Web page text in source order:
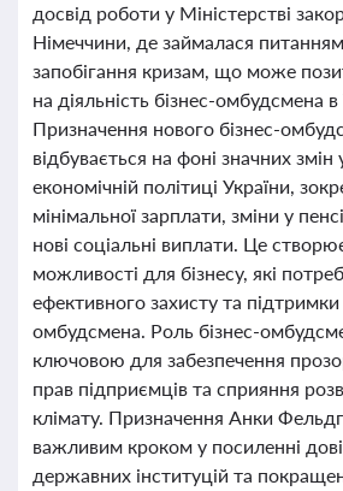
досвід роботи у Міністерстві
Німеччини, де займалася
запобігання кризам, що може
на діяльність бізнес-омбудсмена в
Призначення нового бізнес-
відбувається на фоні значних змін
економічній політиці України,
мінімальної зарплати, зміни у
нові соціальні виплати. Це
можливості для бізнесу, які
ефективного захисту та підтримки
омбудсмена. Роль бізнес-
ключовою для забезпечення
прав підприємців та сприяння
клімату. Призначення Анки
важливим кроком у посиленні
державних інституцій та